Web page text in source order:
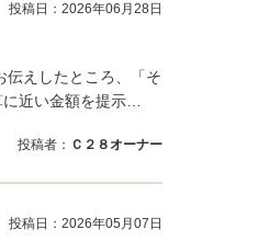
投稿日： 2026年06月28日
伝えしたところ、「そ
近い金額を提示…
投稿者： Ｃ２８オーナー
投稿日： 2026年05月07日